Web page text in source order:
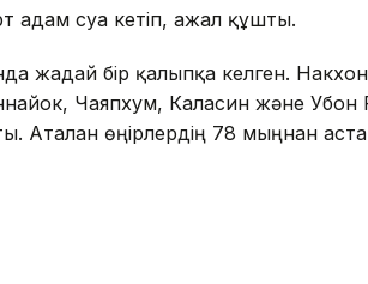
адам суға кетіп, ажал құшты.
жағдай бір қалыпқа келген.
Чаяпхум, Каласин және Убон
өңірлердің 78 мыңнан